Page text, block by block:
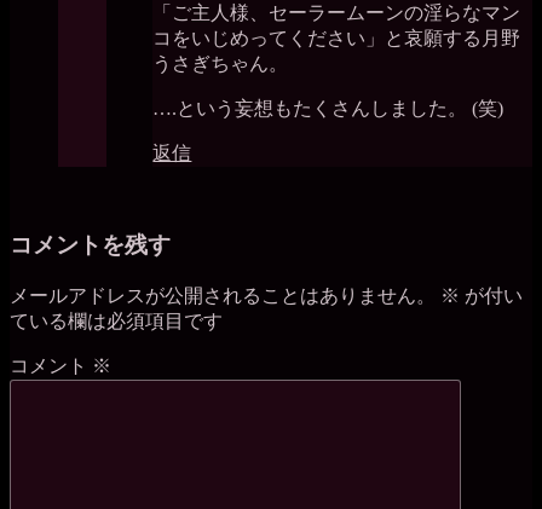
「ご主人様、セーラームーンの淫らなマン
コをいじめってください」と哀願する月野
うさぎちゃん。
….という妄想もたくさんしました。 (笑)
返信
コメントを残す
メールアドレスが公開されることはありません。 ※ が付い
ている欄は必須項目です
コメント ※